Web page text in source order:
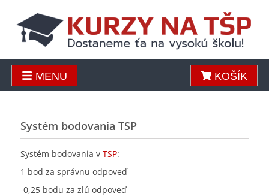
MENU KOŠÍK
Systém bodovania TSP
Systém bodovania v TSP:
1 bod za správnu odpoveď
-0,25 bodu za zlú odpoveď